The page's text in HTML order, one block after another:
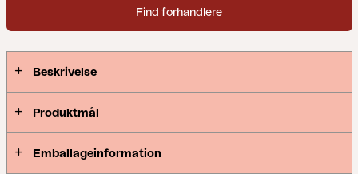
Find forhandlere
Beskrivelse
Produktmål
Emballageinformation